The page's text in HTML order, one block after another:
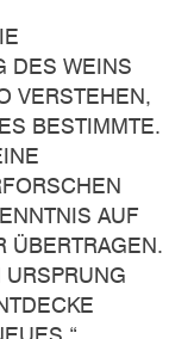
DES WEINS
VERSTEHEN,
BESTIMMTE.
AUF
ÜBERTRAGEN.